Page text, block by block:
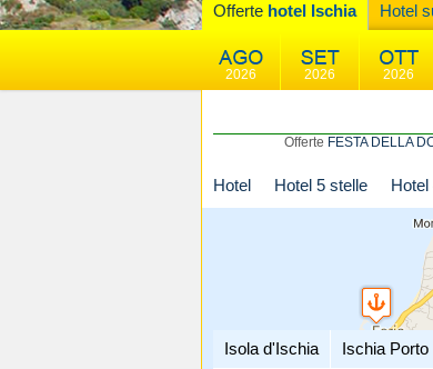
Offerte hotel Ischia Hotel
2026 2026 2026
Offerte FESTA DELLA
Hotel Hotel 5 stelle Hotel
Isola d'Ischia Ischia Porto